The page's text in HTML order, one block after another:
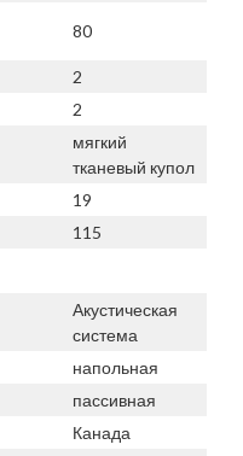
80
2
2
мягкий
тканевый купол
19
115
Акустическая
система
напольная
пассивная
Канада